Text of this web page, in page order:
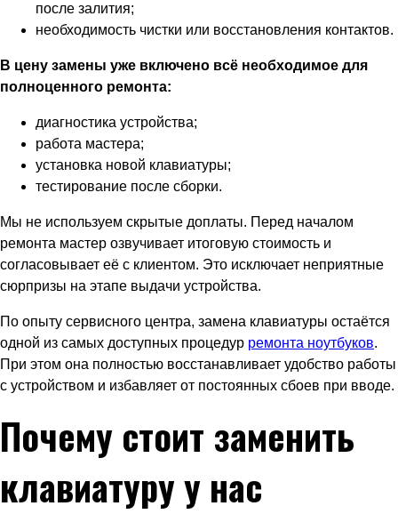
после залития;
необходимость чистки или восстановления контактов.
В цену замены уже включено всё необходимое для
полноценного ремонта:
диагностика устройства;
работа мастера;
установка новой клавиатуры;
тестирование после сборки.
Мы не используем скрытые доплаты. Перед началом
ремонта мастер озвучивает итоговую стоимость и
согласовывает её с клиентом. Это исключает неприятные
сюрпризы на этапе выдачи устройства.
По опыту сервисного центра, замена клавиатуры остаётся
одной из самых доступных процедур ремонта ноутбуков.
При этом она полностью восстанавливает удобство работы
с устройством и избавляет от постоянных сбоев при вводе.
Почему стоит заменить
клавиатуру у нас